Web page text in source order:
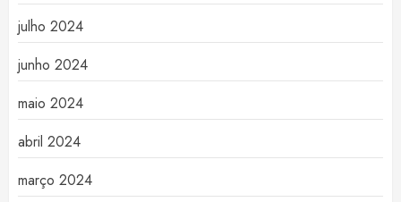
julho 2024
junho 2024
maio 2024
abril 2024
março 2024